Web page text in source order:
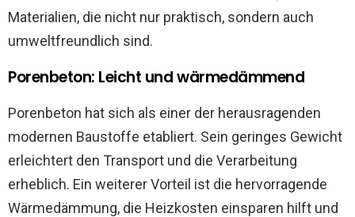
Materialien, die nicht nur praktisch, sondern auch
umweltfreundlich sind.
Porenbeton: Leicht und wärmedämmend
Porenbeton hat sich als einer der herausragenden
modernen Baustoffe etabliert. Sein geringes Gewicht
erleichtert den Transport und die Verarbeitung
erheblich. Ein weiterer Vorteil ist die hervorragende
Wärmedämmung, die Heizkosten einsparen hilft und